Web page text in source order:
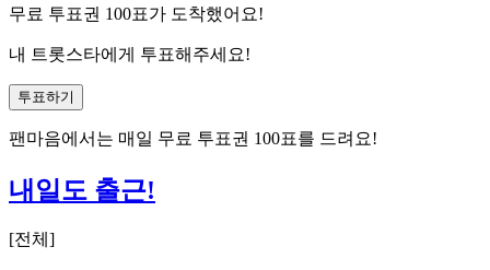
무료 투표권 100표가 도착했어요!
내 트롯스타에게 투표해주세요!
투표하기
팬마음에서는 매일 무료 투표권 100표를 드려요!
내일도 출근!
[전체 ]